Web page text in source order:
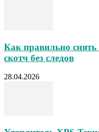
Как правильно
скотч без следов
28.04.2026